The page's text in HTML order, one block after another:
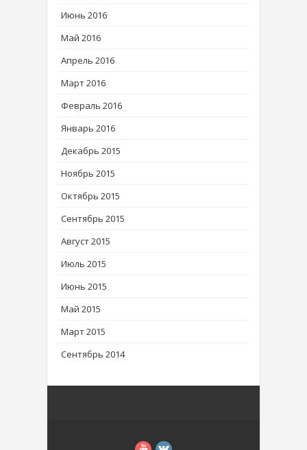
Июнь 2016
Май 2016
Апрель 2016
Март 2016
Февраль 2016
Январь 2016
Декабрь 2015
Ноябрь 2015
Октябрь 2015
Сентябрь 2015
Август 2015
Июль 2015
Июнь 2015
Май 2015
Март 2015
Сентябрь 2014